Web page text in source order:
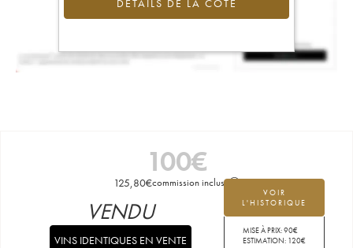
DÉTAILS DE LA COTE
100€
125,80€commission incluse
VOIR
L'HISTORIQUE
MISE À PRIX:90€
ESTIMATION: 120€
VENDU
VINS IDENTIQUES EN VENTE